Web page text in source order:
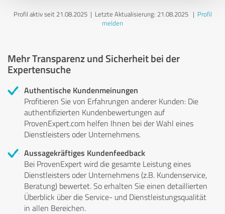
Profil aktiv seit 21.08.2025 | Letzte Aktualisierung: 21.08.2025| Profil
melden
Mehr Transparenz und Sicherheit bei der
Expertensuche
Authentische Kundenmeinungen
Profitieren Sie von Erfahrungen anderer Kunden: Die
authentifizierten Kundenbewertungen auf
ProvenExpert.com helfen Ihnen bei der Wahl eines
Dienstleisters oder Unternehmens.
Aussagekräftiges Kundenfeedback
Bei ProvenExpert wird die gesamte Leistung eines
Dienstleisters oder Unternehmens (z.B. Kundenservice,
Beratung) bewertet. So erhalten Sie einen detaillierten
Überblick über die Service- und Dienstleistungsqualität
in allen Bereichen.